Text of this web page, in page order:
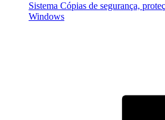
Sistema Cópias de segurança,
Windows